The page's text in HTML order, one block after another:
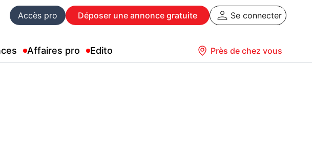
Accès pro Déposer une annonce gratuite Se connecter
Affaires pro Edito Près de chez vous